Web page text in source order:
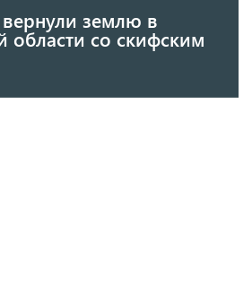
вернули землю в
области со скифским